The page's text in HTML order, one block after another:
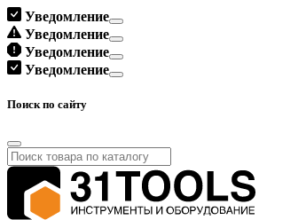
Уведомление
Уведомление
Уведомление
Уведомление
Поиск по сайту